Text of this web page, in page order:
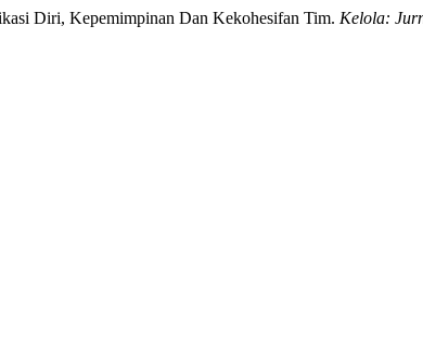
Diri, Kepemimpinan Dan Kekohesifan Tim. Kelola: